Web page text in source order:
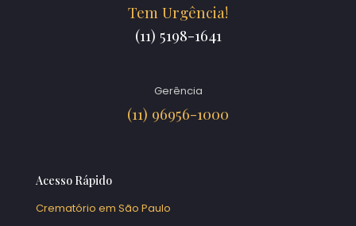
Tem Urgência!
(11) 5198-1641
Gerência
(11) 96956-1000
Acesso Rápido
Crematório em São Paulo